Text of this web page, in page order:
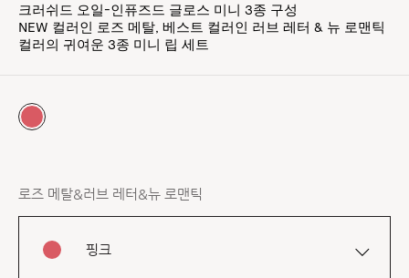
크러쉬드 오일-인퓨즈드 글로스 미니 3종 구성
NEW 컬러인 로즈 메탈, 베스트 컬러인 러브 레터 & 뉴 로맨틱
컬러의 귀여운 3종 미니 립 세트
로즈 메탈&러브 레터&뉴 로맨틱
핑크